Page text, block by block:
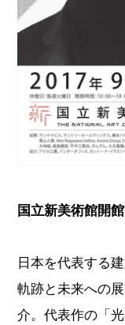
国立新美術館開館
日本を代表する
軌跡と未来への
介。代表作の「